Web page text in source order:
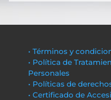
• Términos y
• Política de
Personales
• Políticas de
• Certificado de